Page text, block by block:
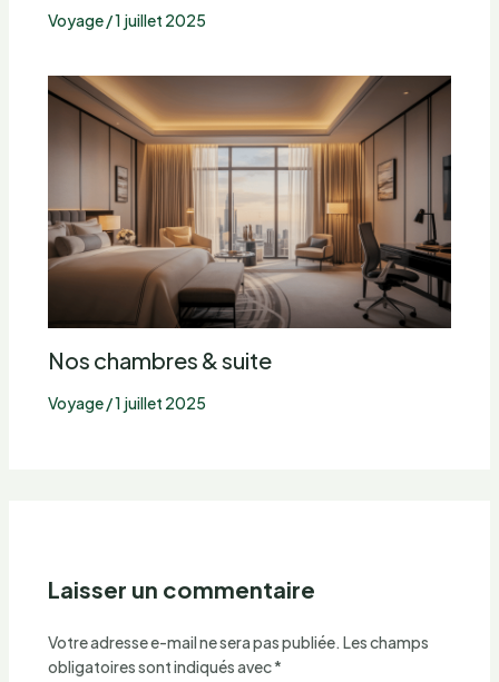
Voyage/1 juillet 2025
Nos chambres & suite
Voyage/1 juillet 2025
Laisser un commentaire
Votre adresse e-mail ne sera pas publiée. Les champs
obligatoires sont indiqués avec*